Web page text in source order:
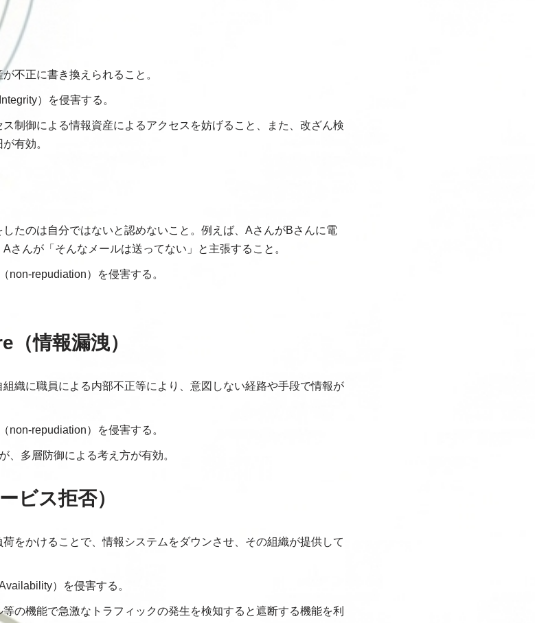
不正に書き換えられること。
）を侵害する。
制御による情報資産によるアクセスを妨げること、また、改ざん検
有効。
たのは自分ではないと認めないこと。例えば、AさんがBさんに電
さんが「そんなメールは送ってない」と主張すること。
non-repudiation）を侵害する。
情報漏洩）
織に職員による内部不正等により、意図しない経路や手段で情報が
non-repudiation）を侵害する。
、多層防御による考え方が有効。
ビス拒否）
をかけることで、情報システムをダウンさせ、その組織が提供して
）を侵害する。
の機能で急激なトラフィックの発生を検知すると遮断する機能を利